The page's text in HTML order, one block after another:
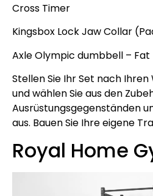
Cross Timer
Kingsbox Lock Jaw Collar
Axle Olympic dumbbell –
Stellen Sie Ihr Set nach
und wählen Sie aus den
Ausrüstungsgegenständen
aus. Bauen Sie Ihre eigene
Royal Home